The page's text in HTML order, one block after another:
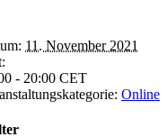
11. November 2021
- 20:00 CET
Online